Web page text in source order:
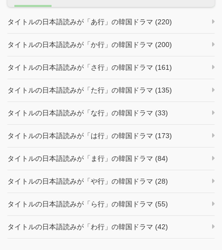
タイトルの日本語読みが「あ行」の韓国ドラマ (220)
タイトルの日本語読みが「か行」の韓国ドラマ (200)
タイトルの日本語読みが「さ行」の韓国ドラマ (161)
タイトルの日本語読みが「た行」の韓国ドラマ (135)
タイトルの日本語読みが「な行」の韓国ドラマ (33)
タイトルの日本語読みが「は行」の韓国ドラマ (173)
タイトルの日本語読みが「ま行」の韓国ドラマ (84)
タイトルの日本語読みが「や行」の韓国ドラマ (28)
タイトルの日本語読みが「ら行」の韓国ドラマ (55)
タイトルの日本語読みが「わ行」の韓国ドラマ (42)